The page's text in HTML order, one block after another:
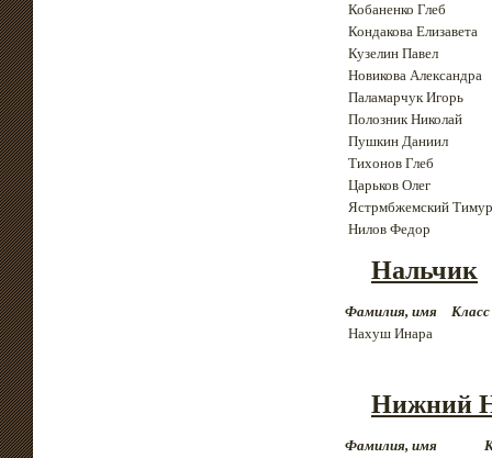
Кобаненко Глеб
Кондакова Елизавета
Кузелин Павел
Новикова Александра
Паламарчук Игорь
Полозник Николай
Пушкин Даниил
Тихонов Глеб
Царьков Олег
Ястрмбжемский Тимур
Нилов Федор
Нальчик
Фамилия, имя
Класс
Нахуш Инара
Нижний
Фамилия, имя